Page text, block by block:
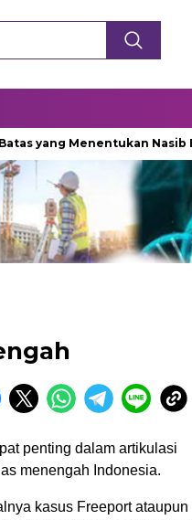
Menentukan Nasib Bintang
penting dalam artikulasi
menengah Indonesia.
kasus Freeport ataupun